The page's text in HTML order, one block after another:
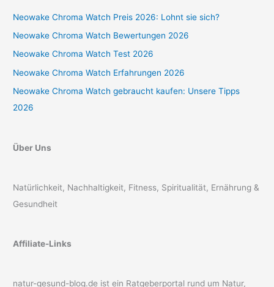
Neowake Chroma Watch Preis 2026: Lohnt sie sich?
Neowake Chroma Watch Bewertungen 2026
Neowake Chroma Watch Test 2026
Neowake Chroma Watch Erfahrungen 2026
Neowake Chroma Watch gebraucht kaufen: Unsere Tipps
2026
Über Uns
Natürlichkeit, Nachhaltigkeit, Fitness, Spiritualität, Ernährung &
Gesundheit
Affiliate-Links
natur-gesund-blog.de ist ein Ratgeberportal rund um Natur,